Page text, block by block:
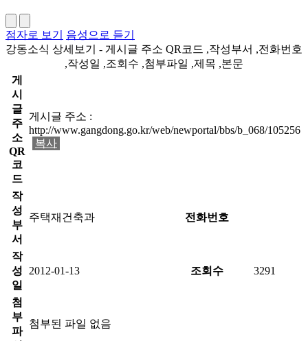
점자로 보기
음성으로 듣기
강동소식 상세보기 - 게시글 주소 QR코드 ,작성부서 ,전화번호
,작성일 ,조회수 ,첨부파일 ,제목 ,본문
게
시
글
주
소
QR
코
드
게시글 주소 :
http://www.gangdong.go.kr/web/newportal/bbs/b_068/105256
복사
작
성
부
서
주택재건축과 전화번호
작
성
일
2012-01-13 조회수 3291
첨
부
파
첨부된 파일 없음